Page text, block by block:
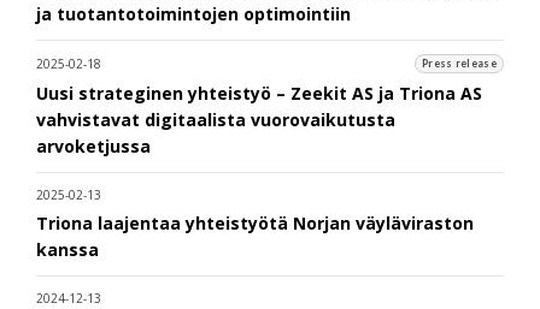
ja tuotantotoimintojen optimointiin
2025-02-18 Press release
Uusi strateginen yhteistyö – Zeekit AS ja Triona AS
vahvistavat digitaalista vuorovaikutusta
arvoketjussa
2025-02-13
Triona laajentaa yhteistyötä Norjan väyläviraston
kanssa
2024-12-13